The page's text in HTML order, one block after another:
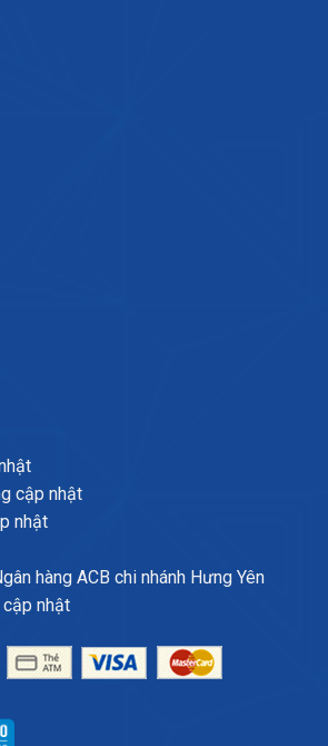
cập nhật
nhật
hàng ACB chi nhánh Hưng Yên
nhật